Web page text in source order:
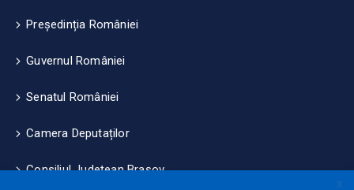
Președinția României
Guvernul României
Senatul României
Camera Deputaților
Consiliul Județean Brașov
X